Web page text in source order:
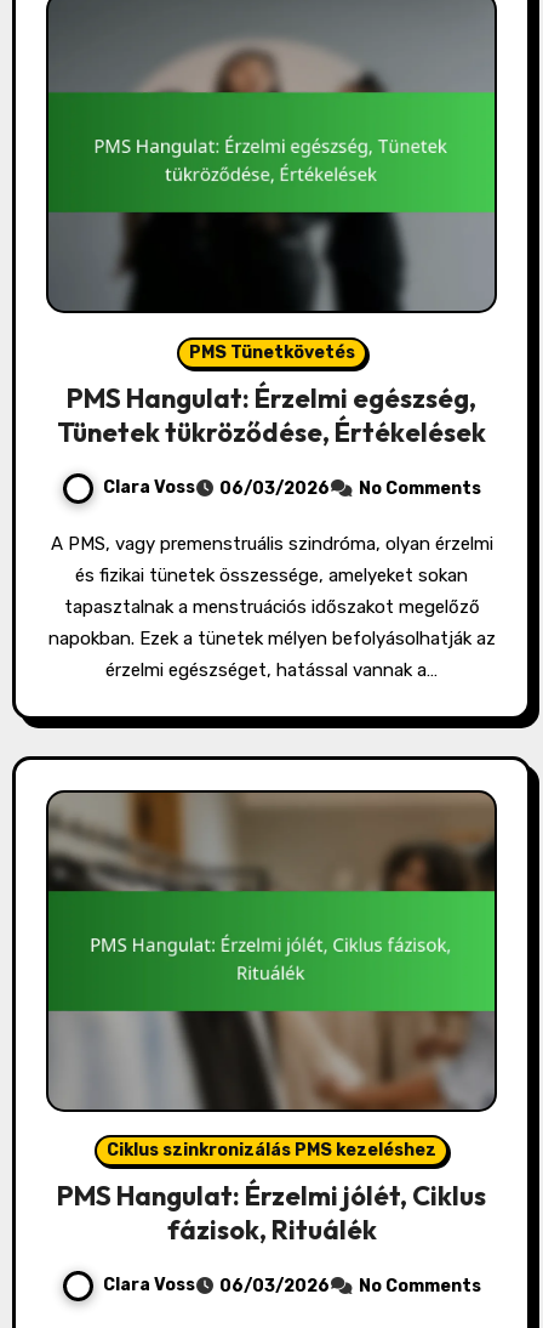
PMS Tünetkövetés
PMS Hangulat: Érzelmi egészség,
Tünetek tükröződése, Értékelések
Clara Voss 06/03/2026 No Comments
A PMS, vagy premenstruális szindróma, olyan érzelmi
és fizikai tünetek összessége, amelyeket sokan
tapasztalnak a menstruációs időszakot megelőző
napokban. Ezek a tünetek mélyen befolyásolhatják az
érzelmi egészséget, hatással vannak a…
Ciklus szinkronizálás PMS kezeléshez
PMS Hangulat: Érzelmi jólét, Ciklus
fázisok, Rituálék
Clara Voss 06/03/2026 No Comments